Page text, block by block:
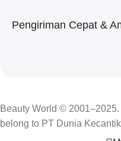
Pengiriman Cepat &
Beauty World ©
belong to PT Dunia